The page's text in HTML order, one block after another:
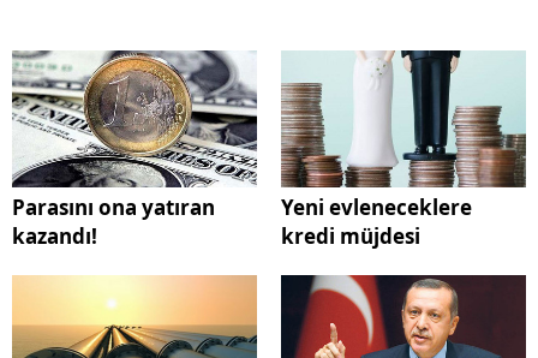
Parasını ona yatıran
kazandı!
Yeni evleneceklere
kredi müjdesi